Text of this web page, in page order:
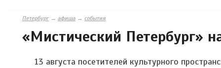
Петербург→ афиша → события
«Мистический Петербург»
13 августа посетителей культурного